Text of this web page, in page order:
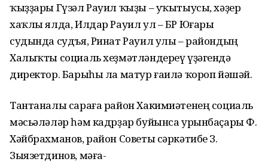
ҡыҙҙары Гүзәл Рауил ҡыҙы – уҡытыусы, хәҙер
хаҡлы ялда, Илдар Рауил ул – БР Юғары
судында судъя, Ринат Рауил улы – райондың
Халыҡты социаль хеҙмәтләндереү үҙәгендә
директор. Барыһы ла матур ғаилә ҡороп йәшәй.
Тантаналы сараға район Хакимиәтенең социаль
мәсьәләләр һәм кадрҙар буйынса урынбаҫары Ф.
Хәйбрахманов, район Советы сәркәтибе З.
Зыязетдинов, мәға-